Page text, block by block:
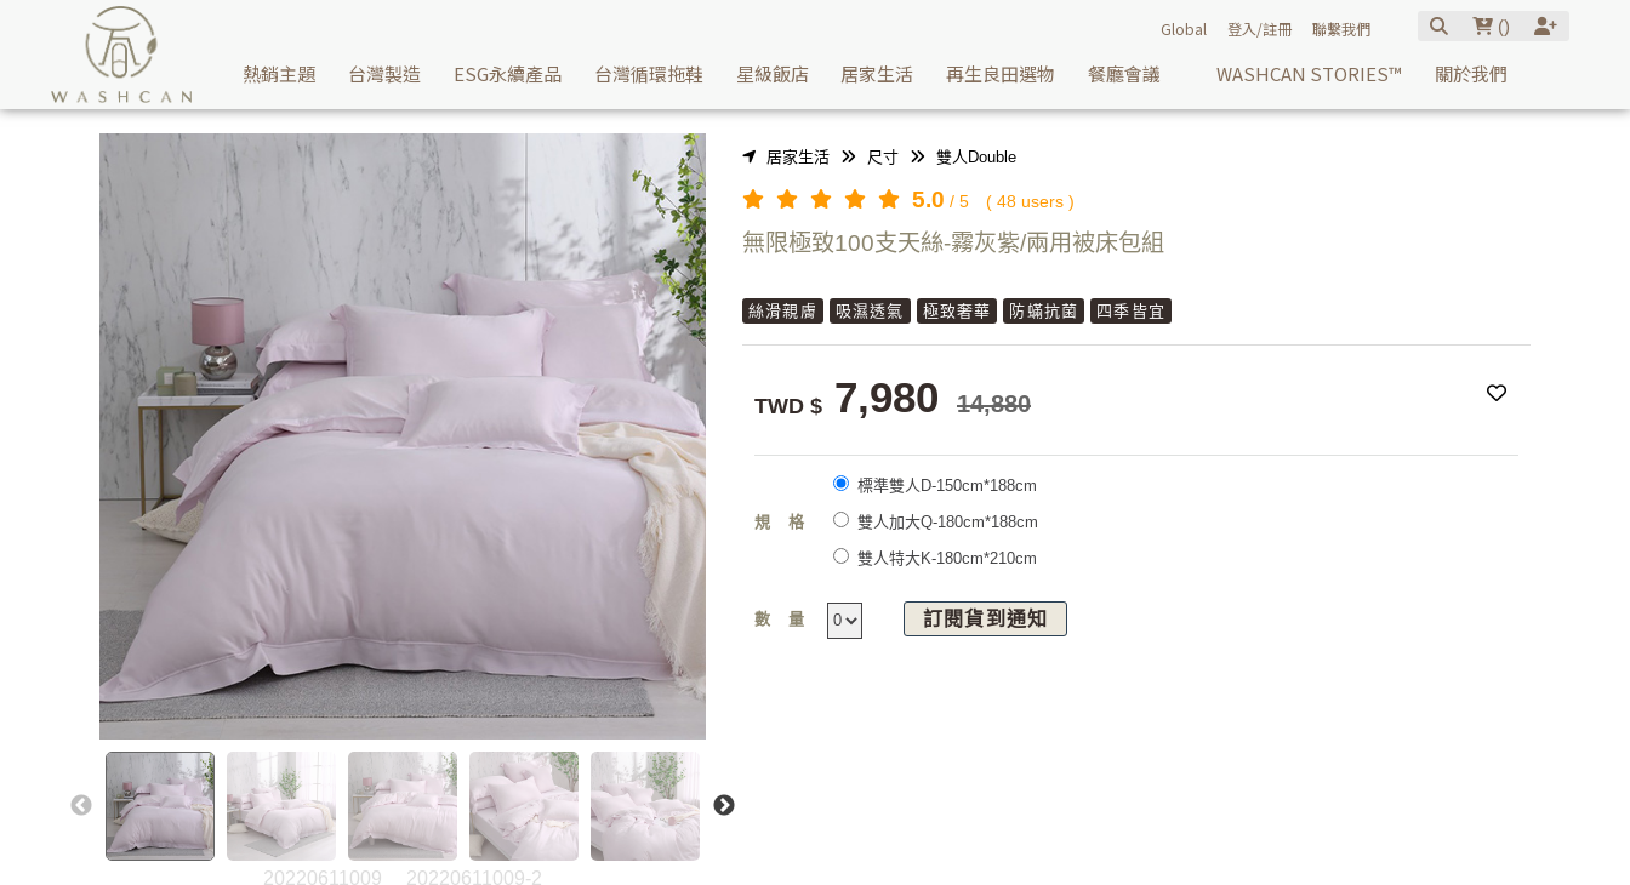
如同暢遊牛奶浴般的絲滑細膩，無限極致100支天絲-霧灰紫床包給你無限呵護 | Washcan瓦士肯
Global 登入/註冊 聯繫我們 ()
熱銷主題 台灣製造 ESG永續產品 台灣循環拖鞋 星級飯店 居家生活 再生良田選物 餐廳會議 WASHCAN STORIES™ 關於我們
20220611009 20220611009-2
居家生活 尺寸 雙人Double
5.0 / 5 ( 48 users )
無限極致100支天絲-霧灰紫/兩用被床包組
絲滑親膚 吸濕透氣 極致奢華 防蟎抗菌 四季皆宜
TWD $ 7,980 14,880
規格
標準雙人D-150cm*188cm
雙人加大Q-180cm*188cm
雙人特大K-180cm*210cm
數量 訂閱貨到通知